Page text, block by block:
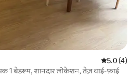
औसत रेटिंग 5
5.0 (4)
1 बेडरूम, शानदार लोकेशन, तेज़ वाई-फ़ाई